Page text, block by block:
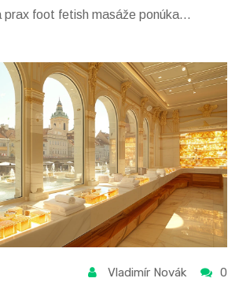
prax foot fetish masáže ponúka
Vladimír Novák 0